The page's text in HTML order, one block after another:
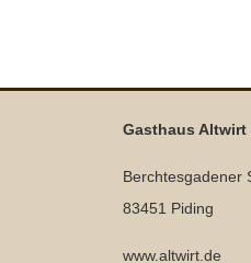
Gasthaus Altwirt
Berchtesgadener
83451 Piding
www.altwirt.de